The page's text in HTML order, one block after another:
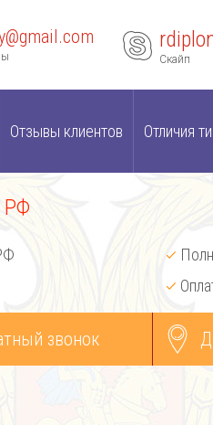
Скайп
Отзывы клиентов Отличия
звонок